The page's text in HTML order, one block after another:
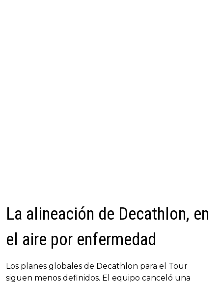
La alineación de Decathlon, en
el aire por enfermedad
Los planes globales de Decathlon para el Tour
siguen menos definidos. El equipo canceló una